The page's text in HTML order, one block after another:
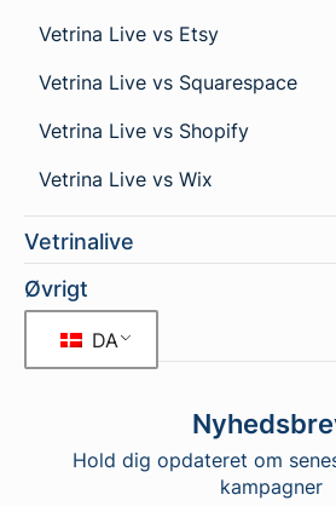
Vetrina Live vs Etsy
Vetrina Live vs Squarespace
Vetrina Live vs Shopify
Vetrina Live vs Wix
Vetrinalive
Øvrigt
DA
Hold dig opdateret om
kampagner